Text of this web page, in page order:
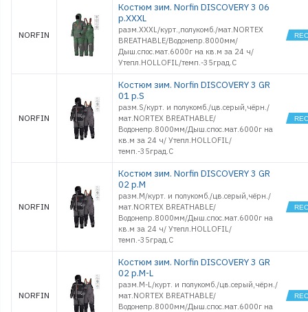
NORFIN
Костюм зим. Norfin DISCOVERY 3 06
р.XXXL
разм.XXXL/курт.,полукомб./мат.NORTEX
BREATHABLE/Водонепр.8000мм/
Дыш.спос.мат.6000г на кв.м за 24 ч/
Утепл.HOLLOFIL/темп.-35град.С
NORFIN
Костюм зим. Norfin DISCOVERY 3 GR
01 р.S
разм.S/курт. и полукомб./цв.серый,чёрн./
мат.NORTEX BREATHABLE/
Водонепр.8000мм/Дыш.спос.мат.6000г на
кв.м за 24 ч/ Утепл.HOLLOFIL/
темп.-35град.С
NORFIN
Костюм зим. Norfin DISCOVERY 3 GR
02 р.M
разм.M/курт. и полукомб./цв.серый,чёрн./
мат.NORTEX BREATHABLE/
Водонепр.8000мм/Дыш.спос.мат.6000г на
кв.м за 24 ч/ Утепл.HOLLOFIL/
темп.-35град.С
NORFIN
Костюм зим. Norfin DISCOVERY 3 GR
02 р.M-L
разм.M-L/курт. и полукомб./цв.серый,чёрн./
мат.NORTEX BREATHABLE/
Водонепр.8000мм/Дыш.спос.мат.6000г на